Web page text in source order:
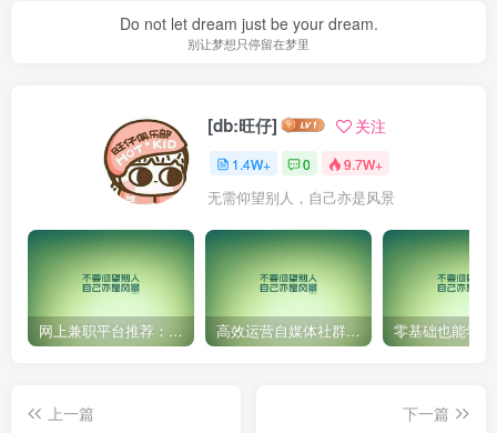
Do not let dream just be your dream.
别让梦想只停留在梦里
[db:旺仔] 关注
1.4W+ 0 9.7W+
无需仰望别人，自己亦是风景
网上兼职平台推荐：国外网赚任务！ 高效运营自媒体社群，让内容更有价值！
上一篇
下一篇